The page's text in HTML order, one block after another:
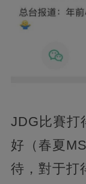
JDG比賽打
好（春夏
待，對于打